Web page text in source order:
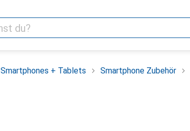
Smartphones + Tablets Smartphone Zubehör